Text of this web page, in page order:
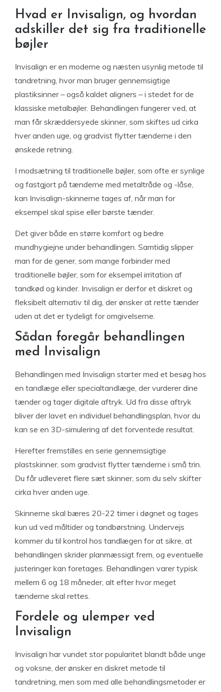
Hvad er Invisalign, og hvordan
adskiller det sig fra traditionelle
bøjler
Invisalign er en moderne og næsten usynlig metode til
tandretning, hvor man bruger gennemsigtige
plastiksinner – også kaldet aligners – i stedet for de
klassiske metalbøjler. Behandlingen fungerer ved, at
man får skræddersyede skinner, som skiftes ud cirka
hver anden uge, og gradvist flytter tænderne i den
ønskede retning.
I modsætning til traditionelle bøjler, som ofte er synlige
og fastgjort på tænderne med metaltråde og -låse,
kan Invisalign-skinnerne tages af, når man for
eksempel skal spise eller børste tænder.
Det giver både en større komfort og bedre
mundhygiejne under behandlingen. Samtidig slipper
man for de gener, som mange forbinder med
traditionelle bøjler, som for eksempel irritation af
tandkød og kinder. Invisalign er derfor et diskret og
fleksibelt alternativ til dig, der ønsker at rette tænder
uden at det er tydeligt for omgivelserne.
Sådan foregår behandlingen
med Invisalign
Behandlingen med Invisalign starter med et besøg hos
en tandlæge eller specialtandlæge, der vurderer dine
tænder og tager digitale aftryk. Ud fra disse aftryk
bliver der lavet en individuel behandlingsplan, hvor du
kan se en 3D-simulering af det forventede resultat.
Herefter fremstilles en serie gennemsigtige
plastskinner, som gradvist flytter tænderne i små trin.
Du får udleveret flere sæt skinner, som du selv skifter
cirka hver anden uge.
Skinnerne skal bæres 20-22 timer i døgnet og tages
kun ud ved måltider og tandbørstning. Undervejs
kommer du til kontrol hos tandlægen for at sikre, at
behandlingen skrider planmæssigt frem, og eventuelle
justeringer kan foretages. Behandlingen varer typisk
mellem 6 og 18 måneder, alt efter hvor meget
tænderne skal rettes.
Fordele og ulemper ved
Invisalign
Invisalign har vundet stor popularitet blandt både unge
og voksne, der ønsker en diskret metode til
tandretning, men som med alle behandlingsmetoder er